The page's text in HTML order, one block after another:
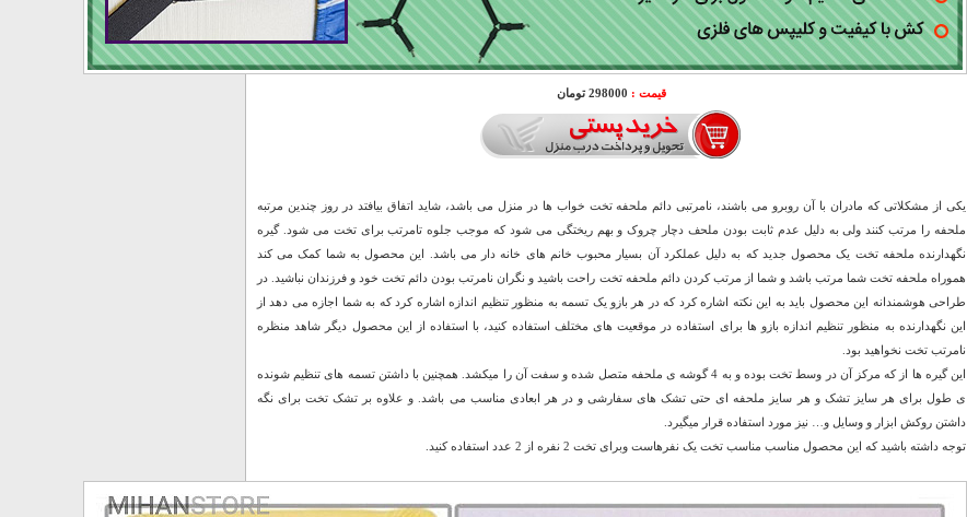
قیمت : 298000 تومان
یکی از مشکلاتی که مادران با آن روبرو می باشند، نامرتبی دائم ملحفه تخت خواب ها در منزل می باشد، شاید اتفاق بیافتد در روز چندین مرتبه
ملحفه را مرتب کنند ولی به دلیل عدم ثابت بودن ملحف دچار چروک و بهم ریختگی می شود که موجب جلوه تامرتب برای تخت می شود. گیره
نگهدارنده ملحفه تخت یک محصول جدید که به دلیل عملکرد آن بسیار محبوب خانم های خانه دار می باشد. این محصول به شما کمک می کند
هموراه ملحفه تخت شما مرتب باشد و شما از مرتب کردن دائم ملحفه تخت راحت باشید و نگران نامرتب بودن دائم تخت خود و فرزندان نباشید. در
طراحی هوشمندانه این محصول باید به این نکته اشاره کرد که در هر بازو یک تسمه به منظور تنظیم اندازه اشاره کرد که به شما اجازه می دهد از
این نگهدارنده به منظور تنظیم اندازه بازو ها برای استفاده در موقعیت های مختلف استفاده کنید، با استفاده از این محصول دیگر شاهد منظره
نامرتب تخت نخواهید بود.
این گیره ها از که مرکز آن در وسط تخت بوده و به 4 گوشه ی ملحفه متصل شده و سفت آن را میکشد. همچنین با داشتن تسمه های تنظیم شونده
ی طول برای هر سایز تشک و هر سایز ملحفه ای حتی تشک های سفارشی و در هر ابعادی مناسب می باشد. و علاوه بر تشک تخت برای نگه
داشتن روکش ابزار و وسایل و… نیز مورد استفاده قرار میگیرد.
توجه داشته باشید که این محصول مناسب مناسب تخت یک نفرهاست وبرای تخت 2 نفره از 2 عدد استفاده کنید.